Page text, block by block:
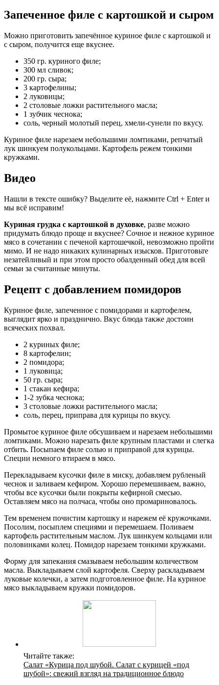
Запеченное филе с картошкой и сыром
Можно приготовить запечённое куриное филе с картошкой и
с сыром, получится еще вкуснее.
350 гр. куриного филе;
300 мл сливок;
200 гр. сыра;
3 картофелины;
2 луковицы;
2 столовые ложки растительного масла;
1 зубчик чеснока;
соль, черный молотый перец, хмели-сунели по вкусу.
Куриное филе нарезаем небольшими ломтиками, репчатый
лук шинкуем полукольцами. Картофель режем тонкими
кружками.
Видео
Нашли в тексте ошибку? Выделите её, нажмите Ctrl + Enter и
мы всё исправим!
Куриная грудка с картошкой в духовке, разве можно
придумать блюдо проще и вкуснее? Сочное и нежное куриное
мясо в сочетании с печеной картошечкой, невозможно пройти
мимо. И не надо никаких кулинарных изысков. Приготовьте
незатейливый и при этом просто обалденный обед для всей
семьи за считанные минуты.
Рецепт с добавлением помидоров
Куриное филе, запеченное с помидорами и картофелем,
выглядит ярко и празднично. Вкус блюда также достоин
всяческих похвал.
2 куриных филе;
8 картофелин;
2 помидора;
1 луковица;
50 гр. сыра;
1 стакан кефира;
1-2 зубка чеснока;
3 столовые ложки растительного масла;
соль, перец, приправа для курицы по вкусу.
Промытое куриное филе обсушиваем и нарезаем небольшими
ломтиками. Можно нарезать филе крупным пластами и слегка
отбить. Посыпаем филе солью и приправой для курицы.
Специи немного втираем в мясо.
Перекладываем кусочки филе в миску, добавляем рубленый
чеснок и заливаем кефиром. Хорошо перемешиваем, важно,
чтобы все кусочки были покрыты кефирной смесью.
Оставляем мясо на полчаса, чтобы оно промариновалось.
Тем временем почистим картошку и нарежем её кружочками.
Посолим, посыплем специями и перемешаем. Поливаем
картофель растительным маслом. Лук шинкуем кольцами или
половинками колец. Помидор нарезаем тонкими кружками.
Форму для запекания смазываем небольшим количеством
масла. Выкладываем слой картофеля. Сверху раскладываем
луковые колечки, а затем подготовленное филе. На куриное
мясо выкладываем кружки помидоров.
Читайте также:
Салат «Курица под шубой. Салат с курицей «под
шубой»: свежий взгляд на традиционное блюдо